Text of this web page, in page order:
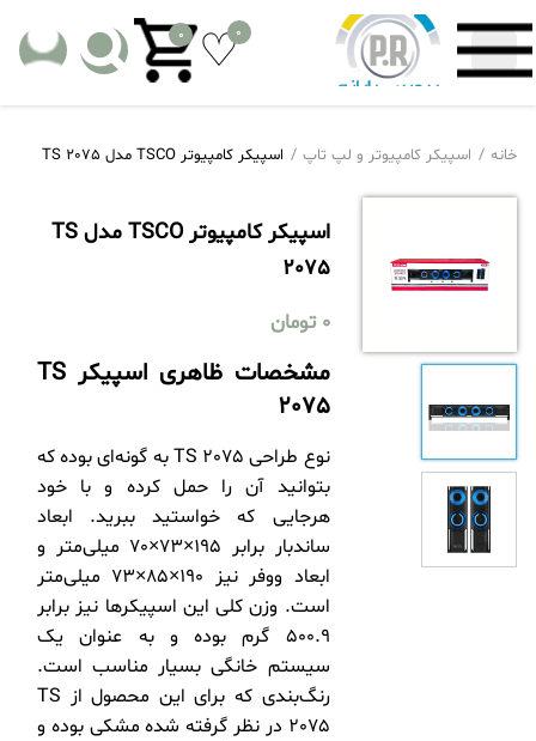
0
0
خانه اسپیکر کامپیوتر و لپ تاپ اسپیکر کامپیوتر TSCO مدل TS 2075
اسپیکر کامپیوتر TSCO مدل TS
2075
0 تومان
مشخصات ظاهری اسپیکر TS
2075
نوع طراحی TS 2075 به گونه‌ای بوده که
بتوانید آن را حمل کرده و با خود
هرجایی که خواستید ببرید. ابعاد
ساندبار برابر 195×73×70 میلی‌متر و
ابعاد ووفر نیز 190×85×73 میلی‌متر
است. وزن کلی این اسپیکرها نیز برابر
500.9 گرم بوده و به عنوان یک
سیستم خانگی بسیار مناسب است.
رنگ‌بندی که برای این محصول از TS
2075 در نظر گرفته شده مشکی بوده و